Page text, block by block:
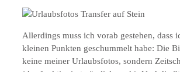
Allerdings muss ich vorab gestehen, dass
kleinen Punkten geschummelt habe: Die
keine meiner Urlaubsfotos, sondern